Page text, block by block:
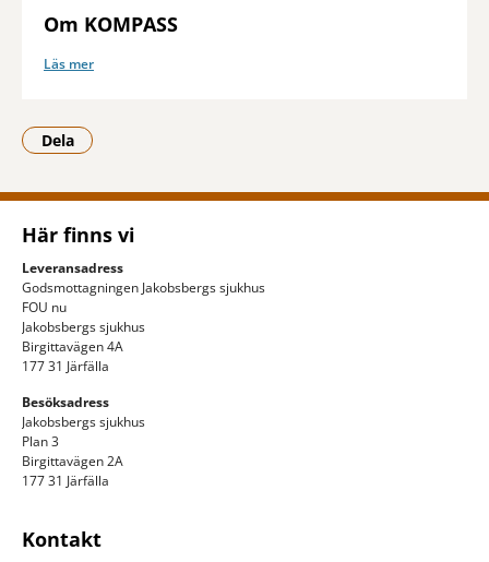
Om KOMPASS
Läs mer
Dela
- Klicka för att öppna delningsalternativ.
Här finns vi
Leveransadress
Godsmottagningen Jakobsbergs sjukhus
FOU nu
Jakobsbergs sjukhus
Birgittavägen 4A
177 31 Järfälla
Besöksadress
Jakobsbergs sjukhus
Plan 3
Birgittavägen 2A
177 31 Järfälla
Kontakt